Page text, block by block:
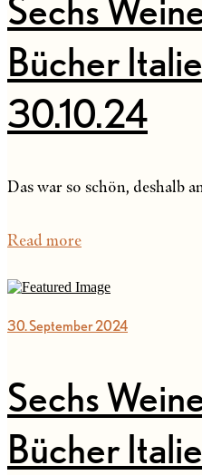
Sechs
Bücher
30.10.24
Das war so schön, deshalb
Read more
30. September 2024
Sechs
Bücher